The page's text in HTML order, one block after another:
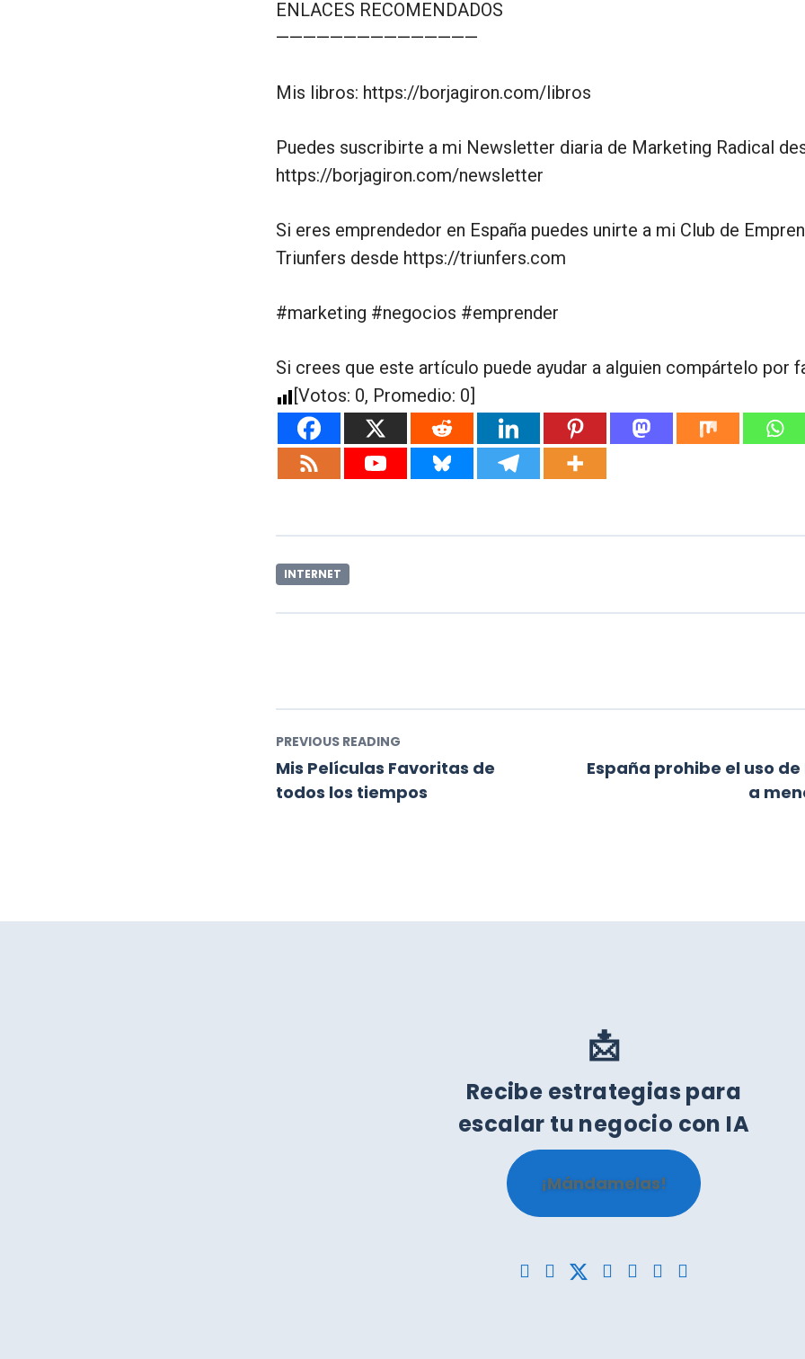
ENLACES RECOMENDADOS
———————————————
Mis libros: https://borjagiron.com/libros
Puedes suscribirte a mi Newsletter diaria de Marketing Radical
https://borjagiron.com/newsletter
Si eres emprendedor en España puedes unirte a mi Club de
Triunfers desde https://triunfers.com
#marketing #negocios #emprender
Si crees que este artículo puede ayudar a alguien compártelo por
[Votos: 0, Promedio: 0]
INTERNET
PREVIOUS READING
Mis Películas Favoritas de
todos los tiempos
España prohibe el uso de
a
📩
Recibe estrategias para
escalar tu negocio con IA
¡Mándamelas!